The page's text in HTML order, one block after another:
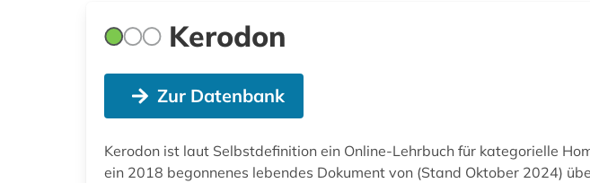
Kerodon
Zur Datenbank
Kerodon ist laut Selbstdefinition ein Online-Lehrbuch für kategorielle
ein 2018 begonnenes lebendes Dokument von (Stand Oktober 2024)